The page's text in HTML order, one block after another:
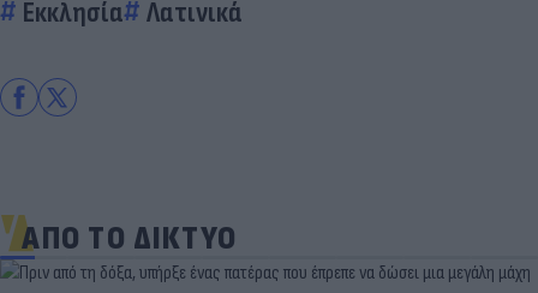
Εκκλησία
Λατινικά
ΑΠΟ ΤΟ ΔΙΚΤΥΟ